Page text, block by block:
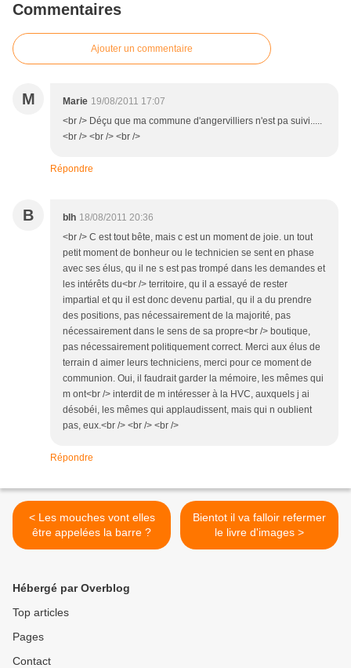
Commentaires
Ajouter un commentaire
M Marie 19/08/2011 17:07
<br /> Déçu que ma commune d'angervilliers n'est pa suivi.....
<br /> <br /> <br />
Répondre
B blh 18/08/2011 20:36
<br /> C est tout bête, mais c est un moment de joie. un tout
petit moment de bonheur ou le technicien se sent en phase
avec ses élus, qu il ne s est pas trompé dans les demandes et
les intérêts du<br /> territoire, qu il a essayé de rester
impartial et qu il est donc devenu partial, qu il a du prendre
des positions, pas nécessairement de la majorité, pas
nécessairement dans le sens de sa propre<br /> boutique,
pas nécessairement politiquement correct. Merci aux élus de
terrain d aimer leurs techniciens, merci pour ce moment de
communion. Oui, il faudrait garder la mémoire, les mêmes qui
m ont<br /> interdit de m intéresser à la HVC, auxquels j ai
désobéi, les mêmes qui applaudissent, mais qui n oublient
pas, eux.<br /> <br /> <br />
Répondre
< Les mouches vont elles
être appelées la barre ?
Bientot il va falloir refermer
le livre d'images >
Hébergé par Overblog
Top articles
Pages
Contact